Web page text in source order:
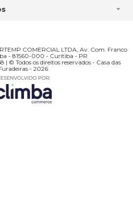
COMERCIAL LTDA, Av. Com. Franco
- 81560-000 - Curitiba - PR
© Todos os direitos reservados - Casa das
- 2026